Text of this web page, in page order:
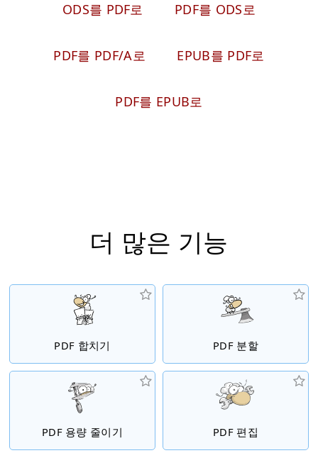
ODS를 PDF로 PDF를 ODS로
PDF를 PDF/A로 EPUB를 PDF로
PDF를 EPUB로
더 많은 기능
PDF 합치기 PDF 분할
PDF 용량 줄이기 PDF 편집